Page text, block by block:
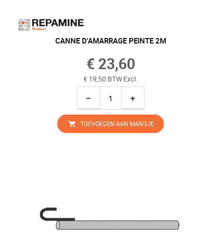
CANNE D'AMARRAGE PEINTE 2M
€ 23,60
€ 19,50 BTW Excl.
− +
TOEVOEGEN AAN MANDJE